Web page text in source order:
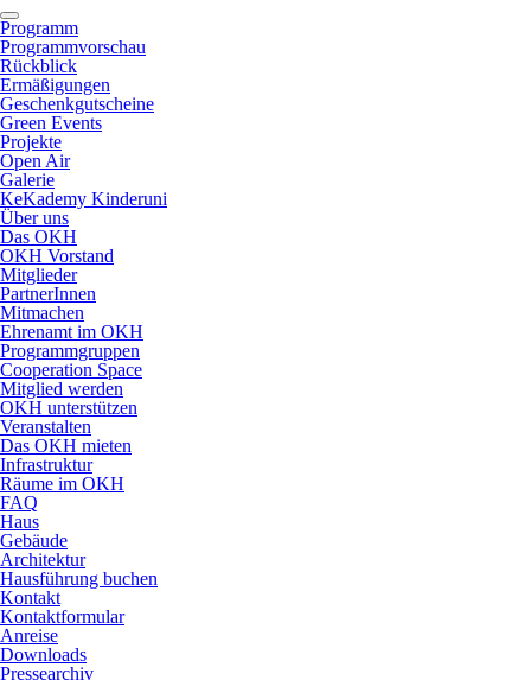
Programm
Programmvorschau
Rückblick
Ermäßigungen
Geschenkgutscheine
Green Events
Projekte
Open Air
Galerie
KeKademy Kinderuni
Über uns
Das OKH
OKH Vorstand
Mitglieder
PartnerInnen
Mitmachen
Ehrenamt im OKH
Programmgruppen
Cooperation Space
Mitglied werden
OKH unterstützen
Veranstalten
Das OKH mieten
Infrastruktur
Räume im OKH
FAQ
Haus
Gebäude
Architektur
Hausführung buchen
Kontakt
Kontaktformular
Anreise
Downloads
Pressearchiv